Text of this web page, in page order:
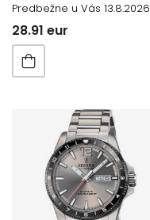
Predbežne u Vás 13.8.2026
28.91 eur